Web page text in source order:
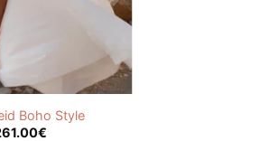
Boho Style
€